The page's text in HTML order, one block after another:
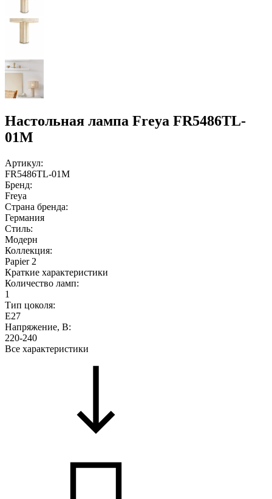
Настольная лампа Freya FR5486TL-
01M
Артикул:
FR5486TL-01M
Бренд:
Freya
Страна бренда:
Германия
Стиль:
Модерн
Коллекция:
Papier 2
Краткие характеристики
Количество ламп:
1
Тип цоколя:
E27
Напряжение, В:
220-240
Все характеристики